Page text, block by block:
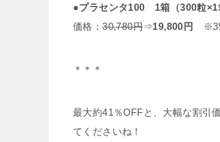
●プラセンタ100 1箱（300粒×1
価格：30,780円⇒19,800円
＊＊＊
最大約41％OFFと、大幅な割引
てくださいね！